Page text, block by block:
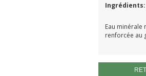
Ingrédients:
Eau minérale
renforcée au